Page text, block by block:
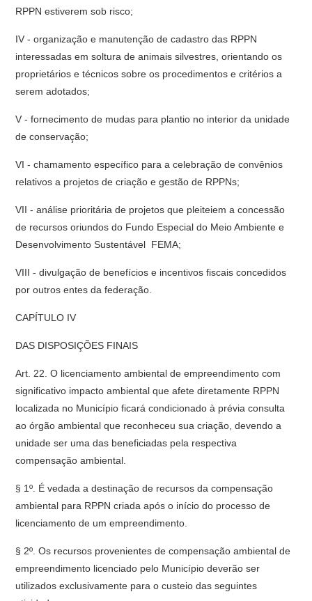
RPPN estiverem sob risco;
IV - organização e manutenção de cadastro das RPPN
interessadas em soltura de animais silvestres, orientando os
proprietários e técnicos sobre os procedimentos e critérios a
serem adotados;
V - fornecimento de mudas para plantio no interior da unidade
de conservação;
VI - chamamento específico para a celebração de convênios
relativos a projetos de criação e gestão de RPPNs;
VII - análise prioritária de projetos que pleiteiem a concessão
de recursos oriundos do Fundo Especial do Meio Ambiente e
Desenvolvimento Sustentável  FEMA;
VIII - divulgação de benefícios e incentivos fiscais concedidos
por outros entes da federação.
CAPÍTULO IV
DAS DISPOSIÇÕES FINAIS
Art. 22. O licenciamento ambiental de empreendimento com
significativo impacto ambiental que afete diretamente RPPN
localizada no Município ficará condicionado à prévia consulta
ao órgão ambiental que reconheceu sua criação, devendo a
unidade ser uma das beneficiadas pela respectiva
compensação ambiental.
§ 1º. É vedada a destinação de recursos da compensação
ambiental para RPPN criada após o início do processo de
licenciamento de um empreendimento.
§ 2º. Os recursos provenientes de compensação ambiental de
empreendimento licenciado pelo Município deverão ser
utilizados exclusivamente para o custeio das seguintes